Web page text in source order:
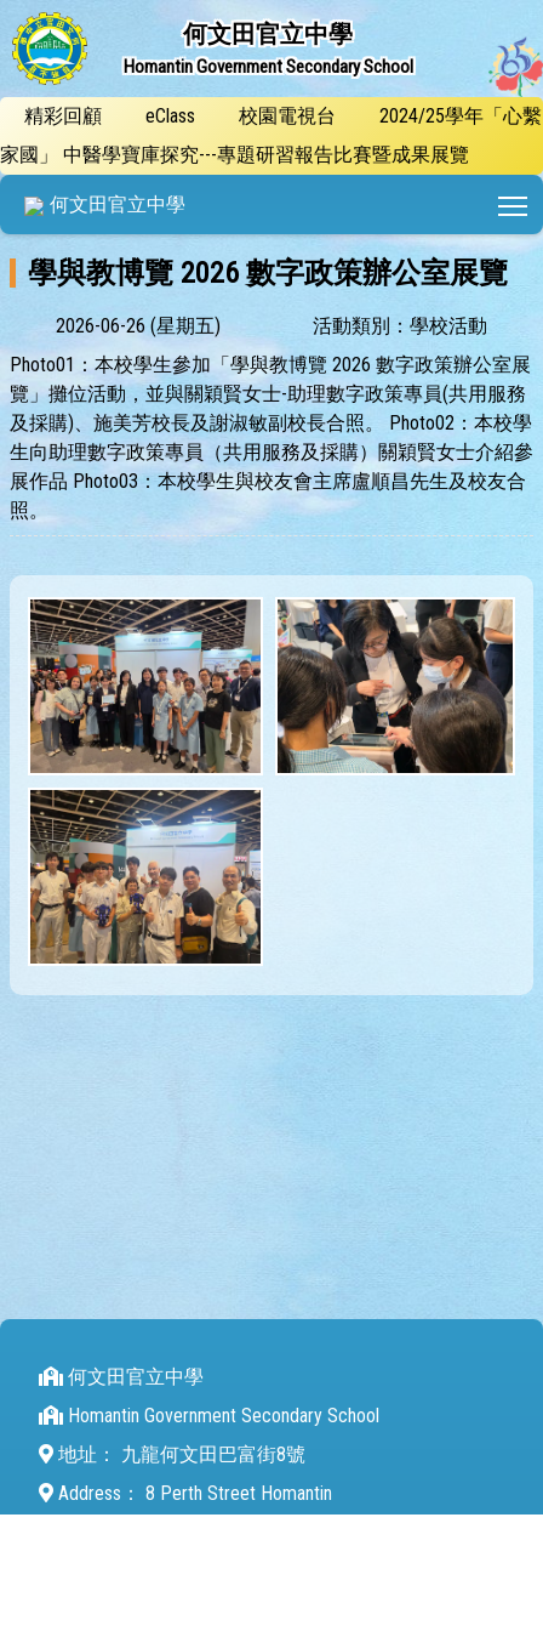
何文田官立中學
Homantin Government Secondary School
精彩回顧 eClass 校園電視台
2024/25學年「心繫
家國」 中醫學寶庫探究---專題研習報告比賽暨成果展覽
何文田官立中學
學與教博覽 2026 數字政策辦公室展覽
2026-06-26 (星期五)
活動類別：學校活動
Photo01：本校學生參加「學與教博覽 2026 數字政策辦公室展
覽」攤位活動，並與關穎賢女士-助理數字政策專員(共用服務
及採購)、施美芳校長及謝淑敏副校長合照。 Photo02：本校學
生向助理數字政策專員（共用服務及採購）關穎賢女士介紹參
展作品 Photo03：本校學生與校友會主席盧順昌先生及校友合
照。
何文田官立中學
Homantin Government Secondary School
地址：
九龍何文田巴富街8號
Address： 8 Perth Street Homantin